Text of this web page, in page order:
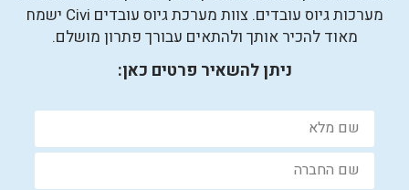
מערכות גיוס עובדים. צוות מערכת גיוס עובדים Civi ישמח
מאוד להכיר אותך ולהתאים עבורך פתרון מושלם.
ניתן להשאיר פרטים כאן: